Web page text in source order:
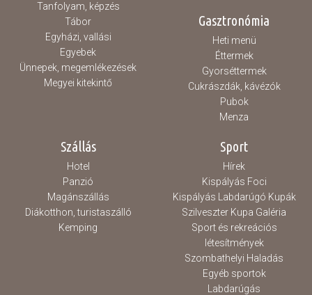
Tanfolyam, képzés
Tábor
Egyházi, vallási
Egyebek
Ünnepek, megemlékezések
Megyei kitekintő
Gasztronómia
Heti menü
Éttermek
Gyorséttermek
Cukrászdák, kávézók
Pubok
Menza
Szállás
Hotel
Panzió
Magánszállás
Diákotthon, turistaszálló
Kemping
Sport
Hírek
Kispályás Foci
Kispályás Labdarúgó Kupák
Szilveszter Kupa Galéria
Sport és rekreációs
létesítmények
Szombathelyi Haladás
Egyéb sportok
Labdarúgás